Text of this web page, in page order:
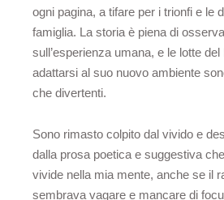
ogni pagina, a tifare per i trionfi e le
famiglia. La storia è piena di
sull’esperienza umana, e le lotte
adattarsi al suo nuovo ambiente
che divertenti.
Sono rimasto colpito dal vivido e
dalla prosa poetica e suggestiva
vivide nella mia mente, anche se il
sembrava vagare e mancare di